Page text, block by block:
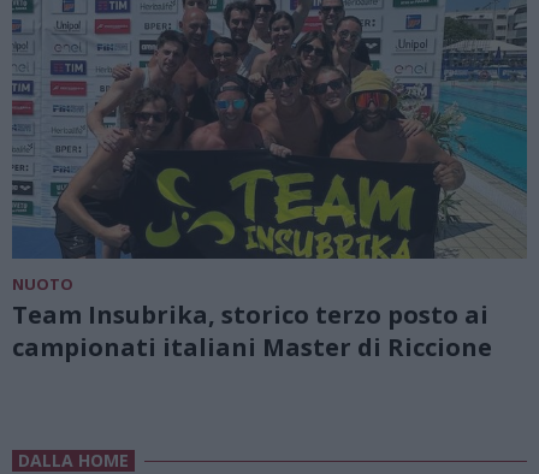
NUOTO
Team Insubrika, storico terzo posto ai
campionati italiani Master di Riccione
DALLA HOME